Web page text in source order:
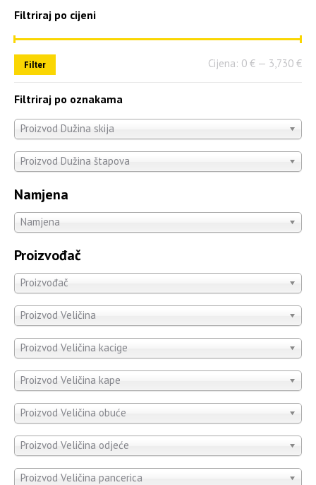
Filtriraj po cijeni
Filter Cijena: 0 € — 3,730 €
Filtriraj po oznakama
Proizvod Dužina skija
Proizvod Dužina štapova
Namjena
Namjena
Proizvođač
Proizvođač
Proizvod Veličina
Proizvod Veličina kacige
Proizvod Veličina kape
Proizvod Veličina obuće
Proizvod Veličina odjeće
Proizvod Veličina pancerica